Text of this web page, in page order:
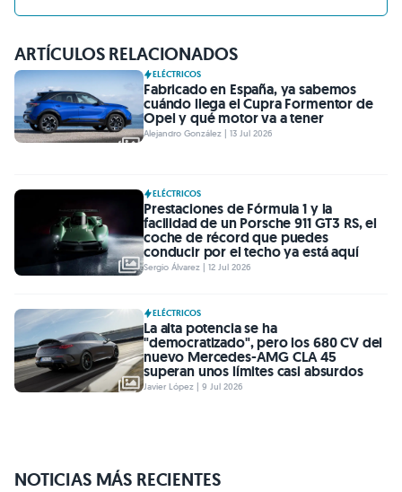
ARTÍCULOS RELACIONADOS
ELÉCTRICOS
Fabricado en España, ya sabemos
cuándo llega el Cupra Formentor de
Opel y qué motor va a tener
Alejandro González | 13 Jul 2026
ELÉCTRICOS
Prestaciones de Fórmula 1 y la
facilidad de un Porsche 911 GT3 RS, el
coche de récord que puedes
conducir por el techo ya está aquí
Sergio Álvarez | 12 Jul 2026
ELÉCTRICOS
La alta potencia se ha
"democratizado", pero los 680 CV del
nuevo Mercedes-AMG CLA 45
superan unos límites casi absurdos
Javier López | 9 Jul 2026
NOTICIAS MÁS RECIENTES